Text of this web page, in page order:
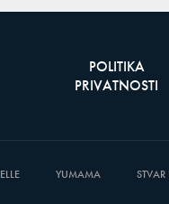
POLITIKA
PRIVATNOSTI
ELLE YUMAMA